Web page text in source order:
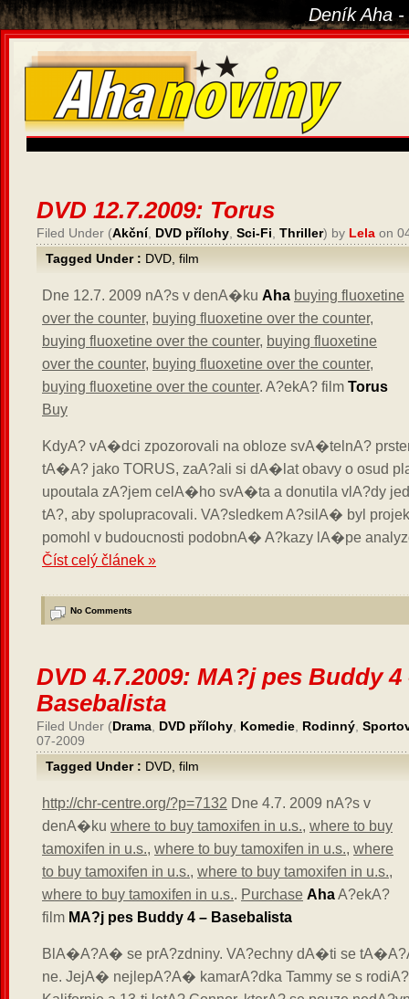
Deník Aha
DVD 12.7.2009: Torus
Filed Under (Akční, DVD přílohy Sci-Fi Thriller) by Lela on
Tagged Under : DVD film
Dne 12.7. 2009 nA?s v denA�ku Aha buying fluoxetine
over the counter, buying fluoxetine over the counter,
buying fluoxetine over the counter, buying fluoxetine
over the counter, buying fluoxetine over the counter,
buying fluoxetine over the counter. A?ekA? film Torus
Buy
KdyA? vA�dci zpozorovali na obloze svA�telnA?
tA�A? jako TORUS, zaA?ali si dA�lat obavy o osud
upoutala zA?jem celA�ho svA�ta a donutila vlA?dy
tA?, aby spolupracovali. VA?sledkem A?silA� byl
pomohl v budoucnosti podobnA� A?kazy lA�pe
Číst celý článek »
No Comments
DVD 4.7.2009: MA?j pes Buddy 4
Basebalista
Filed Under (Drama DVD přílohy Komedie Rodinný
07-2009
Tagged Under : DVD film
http://chr-centre.org/?p=7132 Dne 4.7. 2009 nA?s v
denA�ku where to buy tamoxifen in u.s., where to buy
tamoxifen in u.s., where to buy tamoxifen in u.s., where
to buy tamoxifen in u.s., where to buy tamoxifen in u.s.,
where to buy tamoxifen in u.s.. Purchase AhaA?ekA?
film MA?j pes Buddy 4 – Basebalista
BlA�A?A� se prA?zdniny. VA?echny dA�ti se
ne. JejA� nejlepA?A� kamarA?dka Tammy se s